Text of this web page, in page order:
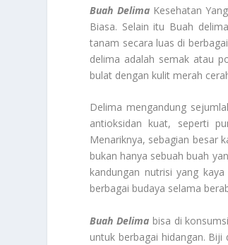
Buah DelimaKesehatan
Biasa. Selain itu Buah
tanam secara luas di
delima adalah semak atau
bulat dengan kulit merah
Delima mengandung
antioksidan kuat, seperti
Menariknya, sebagian besar
bukan hanya sebuah buah
kandungan nutrisi yang
berbagai budaya selama
Buah Delima bisa di
untuk berbagai hidangan.